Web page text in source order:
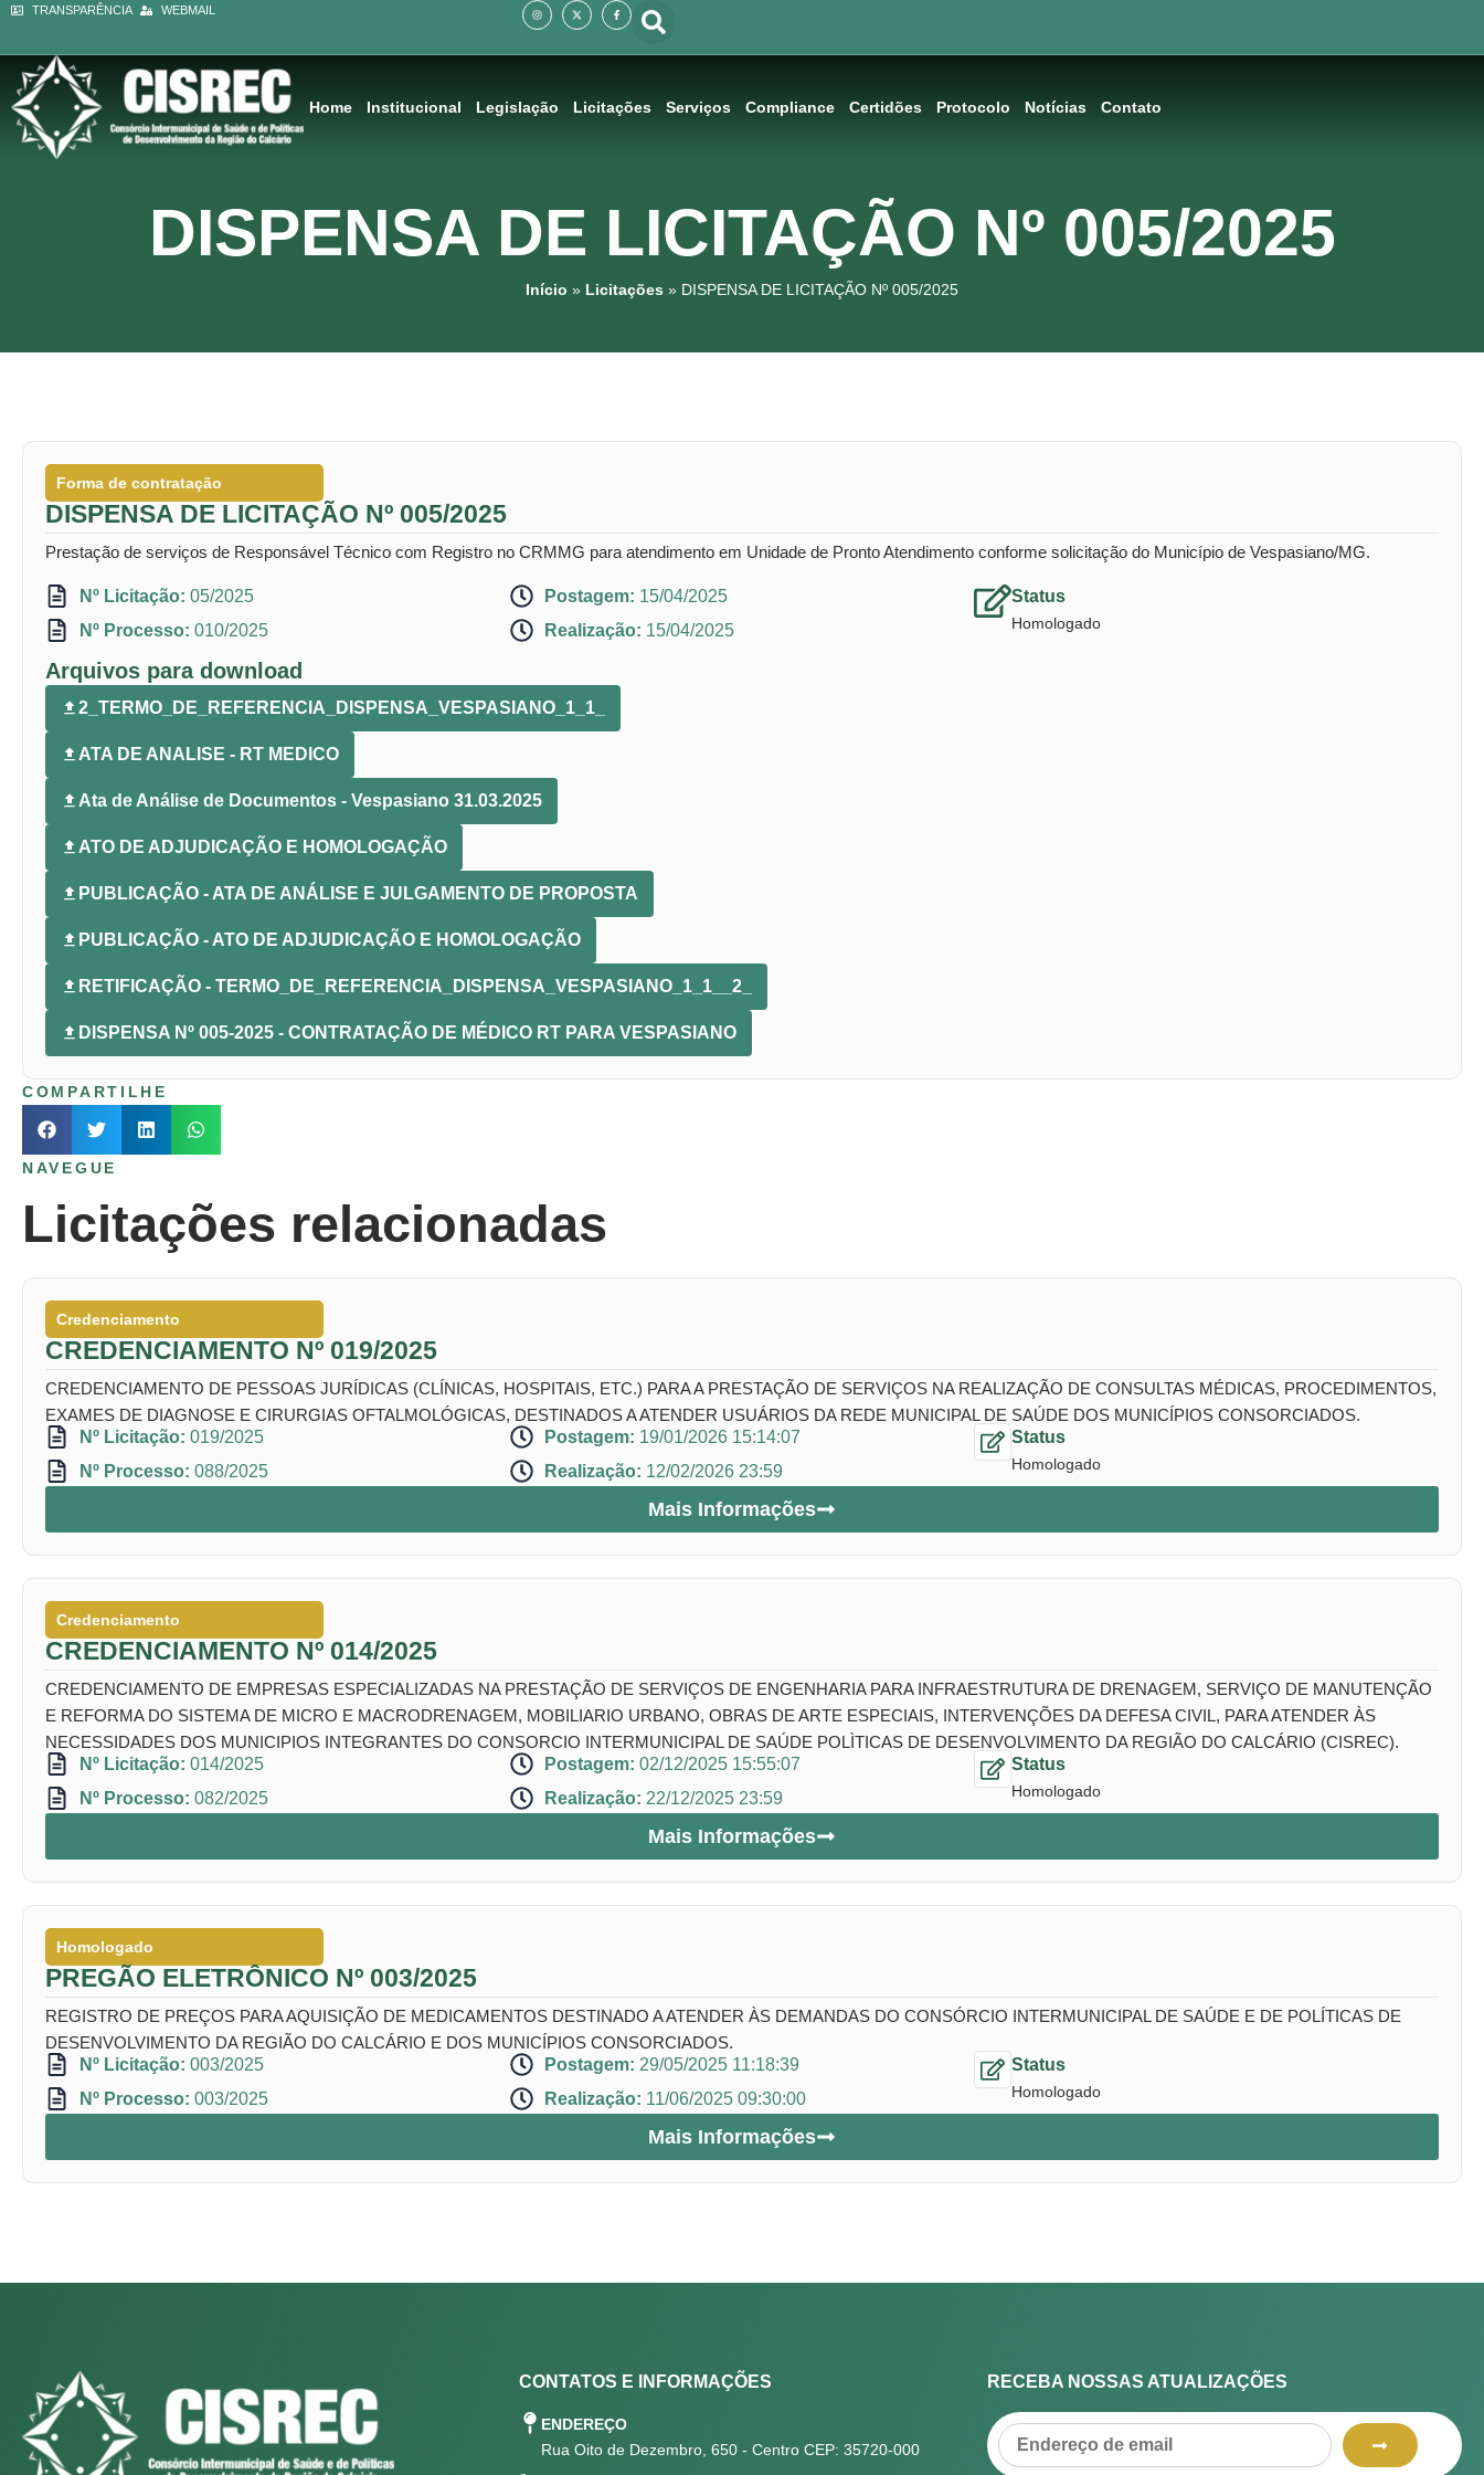
conteúdo
TRANSPARÊNCIA WEBMAIL
I
n
s
t
g
X
-
t
w
t
F
a
c
e
o
Home Institucional Legislação Licitações Serviços Compliance Certidões Protocolo Notícias Contato
DISPENSA DE LICITAÇÃO Nº 005/2025
Início » Licitações » DISPENSA DE LICITAÇÃO Nº 005/2025
Forma de contratação
DISPENSA DE LICITAÇÃO Nº 005/2025
Prestação de serviços de Responsável Técnico com Registro no CRMMG para atendimento em Unidade de Pronto Atendimento conforme solicitação do Município de Vespasiano/MG.
Nº Licitação: 05/2025
Nº Processo: 010/2025
Postagem: 15/04/2025
Realização: 15/04/2025
Status
Homologado
Arquivos para download
2_TERMO_DE_REFERENCIA_DISPENSA_VESPASIANO_1_1_
ATA DE ANALISE - RT MEDICO
Ata de Análise de Documentos - Vespasiano 31.03.2025
ATO DE ADJUDICAÇÃO E HOMOLOGAÇÃO
PUBLICAÇÃO - ATA DE ANÁLISE E JULGAMENTO DE PROPOSTA
PUBLICAÇÃO - ATO DE ADJUDICAÇÃO E HOMOLOGAÇÃO
RETIFICAÇÃO - TERMO_DE_REFERENCIA_DISPENSA_VESPASIANO_1_1__2_
DISPENSA Nº 005-2025 - CONTRATAÇÃO DE MÉDICO RT PARA VESPASIANO
COMPARTILHE
NAVEGUE
Licitações relacionadas
Credenciamento
CREDENCIAMENTO Nº 019/2025
CREDENCIAMENTO DE PESSOAS JURÍDICAS (CLÍNICAS, HOSPITAIS, ETC.) PARA A PRESTAÇÃO DE SERVIÇOS NA REALIZAÇÃO DE CONSULTAS MÉDICAS, PROCEDIMENTOS,
EXAMES DE DIAGNOSE E CIRURGIAS OFTALMOLÓGICAS, DESTINADOS A ATENDER USUÁRIOS DA REDE MUNICIPAL DE SAÚDE DOS MUNICÍPIOS CONSORCIADOS.
Nº Licitação: 019/2025
Nº Processo: 088/2025
Postagem: 19/01/2026 15:14:07
Realização: 12/02/2026 23:59
Status
Homologado
Mais Informações
Credenciamento
CREDENCIAMENTO Nº 014/2025
CREDENCIAMENTO DE EMPRESAS ESPECIALIZADAS NA PRESTAÇÃO DE SERVIÇOS DE ENGENHARIA PARA INFRAESTRUTURA DE DRENAGEM, SERVIÇO DE MANUTENÇÃO
E REFORMA DO SISTEMA DE MICRO E MACRODRENAGEM, MOBILIARIO URBANO, OBRAS DE ARTE ESPECIAIS, INTERVENÇÕES DA DEFESA CIVIL, PARA ATENDER ÀS
NECESSIDADES DOS MUNICIPIOS INTEGRANTES DO CONSORCIO INTERMUNICIPAL DE SAÚDE POLÌTICAS DE DESENVOLVIMENTO DA REGIÃO DO CALCÁRIO (CISREC).
Nº Licitação: 014/2025
Nº Processo: 082/2025
Postagem: 02/12/2025 15:55:07
Realização: 22/12/2025 23:59
Status
Homologado
Mais Informações
Homologado
PREGÃO ELETRÔNICO Nº 003/2025
REGISTRO DE PREÇOS PARA AQUISIÇÃO DE MEDICAMENTOS DESTINADO A ATENDER ÀS DEMANDAS DO CONSÓRCIO INTERMUNICIPAL DE SAÚDE E DE POLÍTICAS DE
DESENVOLVIMENTO DA REGIÃO DO CALCÁRIO E DOS MUNICÍPIOS CONSORCIADOS.
Nº Licitação: 003/2025
Nº Processo: 003/2025
Postagem: 29/05/2025 11:18:39
Realização: 11/06/2025 09:30:00
Status
Homologado
Mais Informações
CONTATOS E INFORMAÇÕES
ENDEREÇO
Rua Oito de Dezembro, 650 - Centro CEP: 35720-000
RECEBA NOSSAS ATUALIZAÇÕES
Email Submit